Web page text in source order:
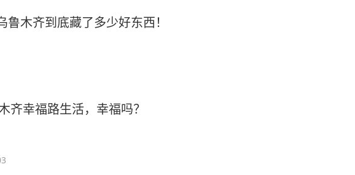
鲁木齐到底藏了多少好东西！
齐幸福路生活，幸福吗？